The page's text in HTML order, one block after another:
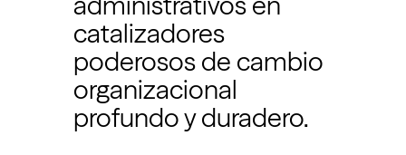
catalizadores
poderosos de cambio
organizacional
profundo y duradero.